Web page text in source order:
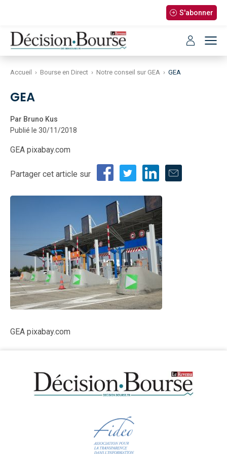
S'abonner
Accueil › Bourse en Direct › Notre conseil sur GEA › GEA
GEA
Par Bruno Kus
Publié le 30/11/2018
GEA pixabay.com
Partager cet article sur
GEA pixabay.com